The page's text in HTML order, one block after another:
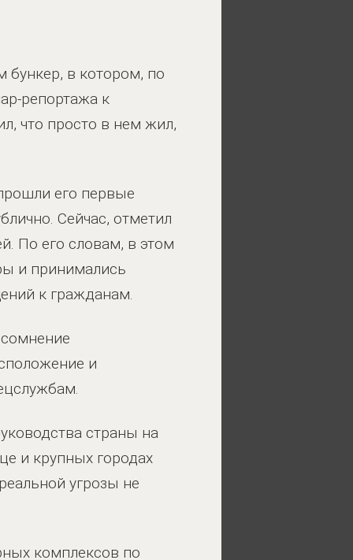
бункер, в котором, по
репортажа к
что просто в нем жил,
его первые
Сейчас, отметил
По его словам, в этом
и принимались
к гражданам.
и
страны на
и крупных городах
угрозы не
комплексов по